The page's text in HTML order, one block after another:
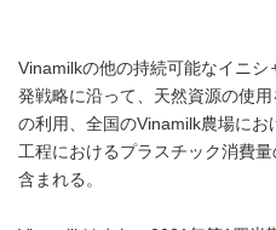
Vinamilkの他の持続可能なイニ
発戦略に沿って、天然資源の使
の利用、全国のVinamilk農場に
工程におけるプラスチック消費
含まれる。